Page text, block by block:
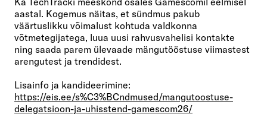
aastal. Kogemus näitas, et sündmus pakub
väärtuslikku võimalust kohtuda valdkonna
võtmetegijatega, luua uusi rahvusvahelisi kontakte
ning saada parem ülevaade mängutööstuse viimastest
arengutest ja trendidest.
Lisainfo ja kandideerimine:
https://eis.ee/s%C3%BCndmused/mangutoostuse-
delegatsioon-ja-uhisstend-gamescom26/